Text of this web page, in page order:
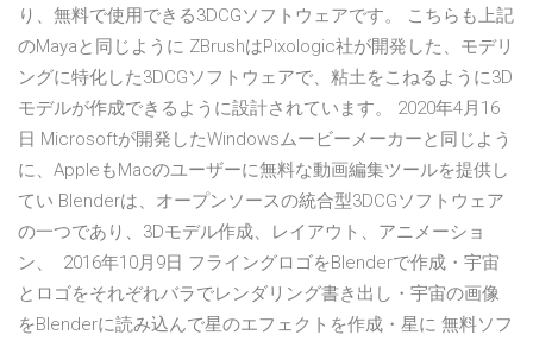
り、無料で使用できる3DCGソフトウェアです。 こちらも上記
のMayaと同じように ZBrushはPixologic社が開発した、モデリ
ングに特化した3DCGソフトウェアで、粘土をこねるように3D
モデルが作成できるように設計されています。 2020年4月16
日 Microsoftが開発したWindowsムービーメーカーと同じよう
に、AppleもMacのユーザーに無料な動画編集ツールを提供し
てい Blenderは、オープンソースの統合型3DCGソフトウェア
の一つであり、3Dモデル作成、レイアウト、アニメーショ
ン、 2016年10月9日 フライングロゴをBlenderで作成・宇宙
とロゴをそれぞれバラでレンダリング書き出し・宇宙の画像
をBlenderに読み込んで星のエフェクトを作成・星に 無料ソフ